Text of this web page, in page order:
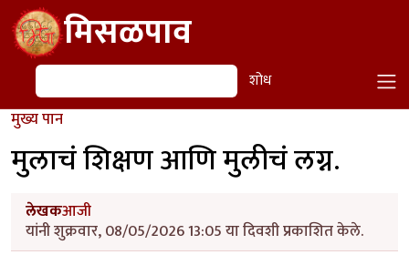
Skip to main contentमिसळपाव
शोध शोध
मुख्य पान
मुलाचं शिक्षण आणि मुलीचं लग्न.
लेखकआजी
यांनी शुक्रवार, 08/05/2026 13:05 या दिवशी प्रकाशित केले.